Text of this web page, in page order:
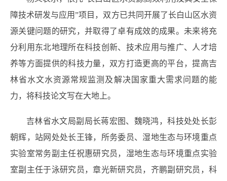
障技术研发与应用”项目，双方已共同开展了长白山区水资
源关键问题的研究，并取得了卓有成效的成果。 未来将充
分利用东北地理所在科技创新、技术应用与推广、人才培
养等方面提供的科技力量 ， 双方打造更高的平台，提高吉
林省水文水资源常规监测及解决国家重大需求问题的能
力， 将科技论文写在大地上。
吉林省水文局副局长蒋宏图、魏晓鸿，科技处处长彭
朝辉，站网处处长王锋， 所务委员、 湿地生态与环境重点
实验室常务副主任祝惠研究员， 湿地生态与环境重点实验
室副主任于泳研究员，章光新研究员， 齐鹏副研究员，科